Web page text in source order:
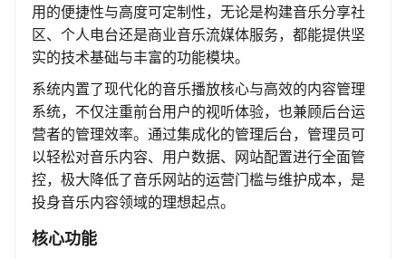
用的便捷性与高度可定制性，无论是构建音乐分享社
区、个人电台还是商业音乐流媒体服务，都能提供坚
实的技术基础与丰富的功能模块。
系统内置了现代化的音乐播放核心与高效的内容管理
系统，不仅注重前台用户的视听体验，也兼顾后台运
营者的管理效率。通过集成化的管理后台，管理员可
以轻松对音乐内容、用户数据、网站配置进行全面管
控，极大降低了音乐网站的运营门槛与维护成本，是
投身音乐内容领域的理想起点。
核心功能